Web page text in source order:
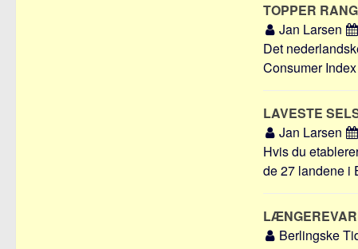
TOPPER
Jan Larsen
Det
Consumer Index
LAVESTE
Jan Larsen
Hvis du
de 27 landene i
Berlingske